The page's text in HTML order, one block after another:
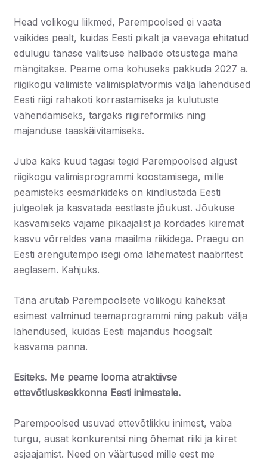
Head volikogu liikmed, Parempoolsed ei vaata
vaikides pealt, kuidas Eesti pikalt ja vaevaga ehitatud
edulugu tänase valitsuse halbade otsustega maha
mängitakse. Peame oma kohuseks pakkuda 2027 a.
riigikogu valimiste valimisplatvormis välja lahendused
Eesti riigi rahakoti korrastamiseks ja kulutuste
vähendamiseks, targaks riigireformiks ning
majanduse taaskäivitamiseks.
Juba kaks kuud tagasi tegid Parempoolsed algust
riigikogu valimisprogrammi koostamisega, mille
peamisteks eesmärkideks on kindlustada Eesti
julgeolek ja kasvatada eestlaste jõukust. Jõukuse
kasvamiseks vajame pikaajalist ja kordades kiiremat
kasvu võrreldes vana maailma riikidega. Praegu on
Eesti arengutempo isegi oma lähematest naabritest
aeglasem. Kahjuks.
Täna arutab Parempoolsete volikogu kaheksat
esimest valminud teemaprogrammi ning pakub välja
lahendused, kuidas Eesti majandus hoogsalt
kasvama panna.
Esiteks. Me peame looma atraktiivse
ettevõtluskeskkonna Eesti inimestele.
Parempoolsed usuvad ettevõtlikku inimest, vaba
turgu, ausat konkurentsi ning õhemat riiki ja kiiret
asjaajamist. Need on väärtused mille eest me